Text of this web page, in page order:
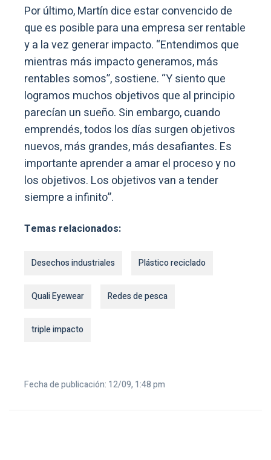
Por último, Martín dice estar convencido de
que es posible para una empresa ser rentable
y a la vez generar impacto. “Entendimos que
mientras más impacto generamos, más
rentables somos”, sostiene. “Y siento que
logramos muchos objetivos que al principio
parecían un sueño. Sin embargo, cuando
emprendés, todos los días surgen objetivos
nuevos, más grandes, más desafiantes. Es
importante aprender a amar el proceso y no
los objetivos. Los objetivos van a tender
siempre a infinito”.
Temas relacionados:
Desechos industriales Plástico reciclado
Quali Eyewear Redes de pesca
triple impacto
Fecha de publicación: 12/09, 1:48 pm